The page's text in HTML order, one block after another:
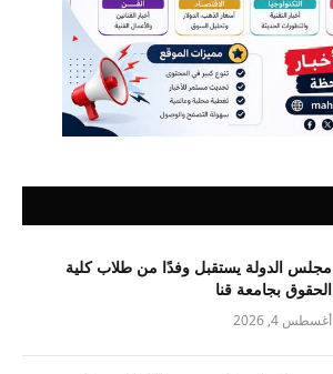
مجلس الدولة يستقبل وفدًا من طلاب كلية
الحقوق بجامعة قنا
أغسطس 4, 2026